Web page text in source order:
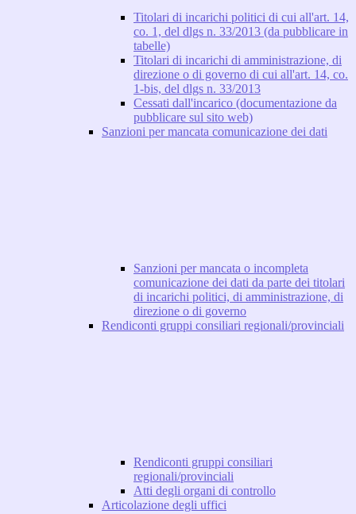
Titolari di incarichi politici di cui all'art. 14,
co. 1, del dlgs n. 33/2013 (da pubblicare in
tabelle)
Titolari di incarichi di amministrazione, di
direzione o di governo di cui all'art. 14, co.
1-bis, del dlgs n. 33/2013
Cessati dall'incarico (documentazione da
pubblicare sul sito web)
Sanzioni per mancata comunicazione dei dati
Sanzioni per mancata o incompleta
comunicazione dei dati da parte dei titolari
di incarichi politici, di amministrazione, di
direzione o di governo
Rendiconti gruppi consiliari regionali/provinciali
Rendiconti gruppi consiliari
regionali/provinciali
Atti degli organi di controllo
Articolazione degli uffici